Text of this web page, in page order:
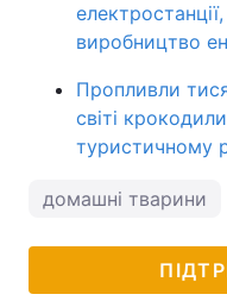
виробництво
Пропливли
світі
туристичному
домашні тварини